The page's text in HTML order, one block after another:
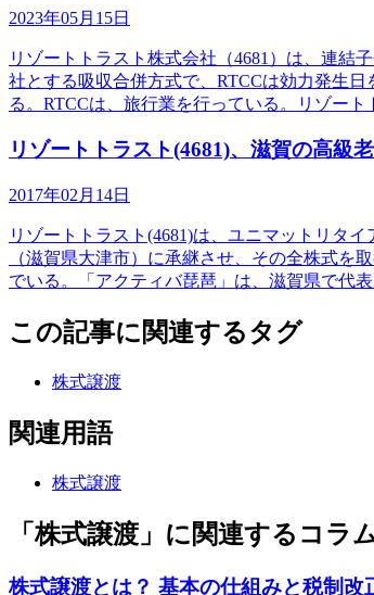
2023年05月15日
リゾートトラスト株式会社（4681）は、連結
社とする吸収合併方式で、RTCCは効力発生
る。RTCCは、旅行業を行っている。リゾート
リゾートトラスト(4681)、滋賀の高級
2017年02月14日
リゾートトラスト(4681)は、ユニマットリタ
（滋賀県大津市）に承継させ、その全株式を
でいる。「アクティバ琵琶」は、滋賀県で代
この記事に関連するタグ
株式譲渡
関連用語
株式譲渡
「株式譲渡」に関連するコラ
株式譲渡とは？ 基本の仕組みと税制